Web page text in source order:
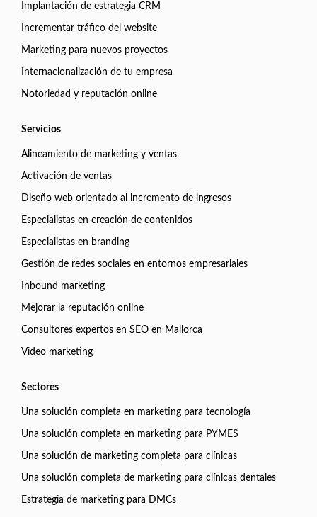
Implantación de estrategia CRM
Incrementar tráfico del website
Marketing para nuevos proyectos
Internacionalización de tu empresa
Notoriedad y reputación online
Servicios
Alineamiento de marketing y ventas
Activación de ventas
Diseño web orientado al incremento de ingresos
Especialistas en creación de contenidos
Especialistas en branding
Gestión de redes sociales en entornos empresariales
Inbound marketing
Mejorar la reputación online
Consultores expertos en SEO en Mallorca
Video marketing
Sectores
Una solución completa en marketing para tecnología
Una solución completa en marketing para PYMES
Una solución de marketing completa para clínicas
Una solución completa de marketing para clínicas dentales
Estrategia de marketing para DMCs